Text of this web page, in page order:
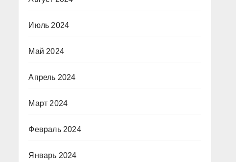
Июль 2024
Май 2024
Апрель 2024
Март 2024
Февраль 2024
Январь 2024